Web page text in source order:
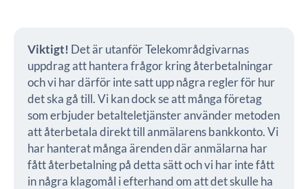
Viktigt! Det är utanför Telekområdgivarnas
uppdrag att hantera frågor kring återbetalningar
och vi har därför inte satt upp några regler för hur
det ska gå till. Vi kan dock se att många företag
som erbjuder betalteletjänster använder metoden
att återbetala direkt till anmälarens bankkonto. Vi
har hanterat många ärenden där anmälarna har
fått återbetalning på detta sätt och vi har inte fått
in några klagomål i efterhand om att det skulle ha